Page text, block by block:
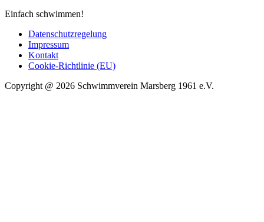
Einfach schwimmen!
Datenschutzregelung
Impressum
Kontakt
Cookie-Richtlinie (EU)
Copyright @ 2026 Schwimmverein Marsberg 1961 e.V.